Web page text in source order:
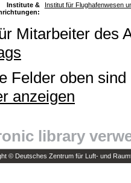
Institute &
Institut für Flughafenwesen
Mitarbeiter des
Felder oben
anzeigen
library
© Deutsches Zentrum für Luft- und